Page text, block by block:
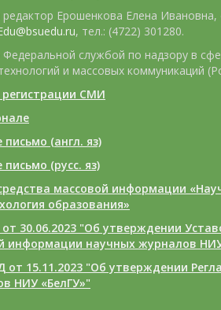
редактор Ерошенкова Елена Ивановна,
, тел.: (4722) 301280.
Федеральной службой по надзору в
и массовых коммуникаций
СМИ
(англ. яз)
(русс. яз)
массовой информации
образования»
30.06.2023 "Об утверждении
информации научных журналов
от 15.11.2023 "Об утверждении
НИУ «БелГУ»"